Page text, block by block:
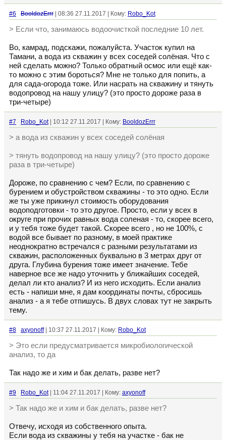
#6 BooldozErrr | 08:36 27.11.2017 | Кому: Robo_Kot
> Если что, занимаюсь водоочисткой последние 10 лет.
Во, камрад, подскажи, пожалуйста. Участок купил на
Тамани, а вода из скважин у всех соседей солёная. Что с
ней сделать можно? Только обратный осмос или ещё как-
то можно с этим бороться? Мне не только для попить, а
для сада-огорода тоже. Или насрать на скважину и тянуть
водопровод на нашу улицу? (это просто дороже раза в
три-четыре)
#7 Robo_Kot| 10:12 27.11.2017 | Кому: BooldozErrr
> а вода из скважин у всех соседей солёная
> тянуть водопровод на нашу улицу? (это просто дороже
раза в три-четыре)
Дороже, по сравнению с чем? Если, по сравнению с
бурением и обустройством скважины - то это одно. Если
же ты уже прикинул стоимость оборудования
водоподготовки - то это другое. Просто, если у всех в
округе при прочих равных вода соленая - то, скорее всего,
и у тебя тоже будет такой. Скорее всего , но не 100%, с
водой все бывает по разному, в моей практике
неоднократно встречался с разными результатами из
скважин, расположенных буквально в 3 метрах друг от
друга. Глубина бурения тоже имеет значение. Тебе
наверное все же надо уточнить у ближайших соседей,
делал ли кто анализ? И из него исходить. Если анализ
есть - напиши мне, я дам координаты почты, сбросишь
анализ - а я тебе отпишусь. В двух словах тут не закрыть
тему.
#8 axyonoff| 10:37 27.11.2017 | Кому: Robo_Kot
> Это если предусматривается микробиологической
анализ, то да
Так надо же и хим и бак делать, разве нет?
#9 Robo_Kot| 11:04 27.11.2017 | Кому: axyonoff
> Так надо же и хим и бак делать, разве нет?
Отвечу, исходя из собственного опыта.
Если вода из скважины у тебя на участке - бак не